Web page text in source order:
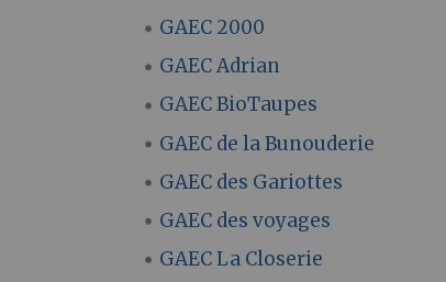
GAEC 2000
GAEC Adrian
GAEC BioTaupes
GAEC de la Bunouderie
GAEC des Gariottes
GAEC des voyages
GAEC La Closerie